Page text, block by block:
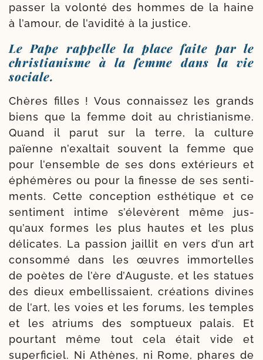
pas­ser la volon­té des hommes de la haine
à l’a­mour, de l’a­vi­di­té à la justice.
Le Pape rappelle la place faite par le
christianisme à la femme dans la vie
sociale.
Chères filles ! Vous connais­sez les grands
biens que la fem­me doit au chris­tia­nisme.
Quand il parut sur la terre, la culture
païenne n’exal­tait sou­vent la femme que
pour l’en­semble de ses dons exté­rieurs et
éphé­mères ou pour la finesse de ses senti­
ments. Cette concep­tion esthé­tique et ce
sen­ti­ment intime s’éle­vèrent même jus­
qu’aux formes les plus hautes et les plus
déli­cates. La pas­sion jaillit en vers d’un art
consom­mé dans les œuvres immor­telles
de poètes de l’ère d’Auguste, et les sta­tues
des dieux embel­lis­saient, créa­tions divines
de l’art, les voies et les forums, les temples
et les atriums des somp­tueux palais. Et
pour­tant même tout cela était vide et
super­fi­ciel. Ni Athènes, ni Rome, phares de